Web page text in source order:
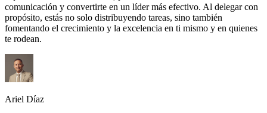
comunicación y convertirte en un líder más efectivo. Al delegar con
propósito, estás no solo distribuyendo tareas, sino también
fomentando el crecimiento y la excelencia en ti mismo y en quienes
te rodean.
Ariel Díaz